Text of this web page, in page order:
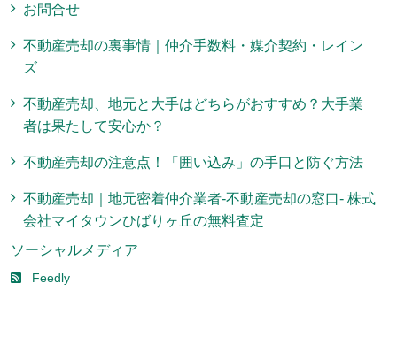
お問合せ
不動産売却の裏事情｜仲介手数料・媒介契約・レイン
ズ
不動産売却、地元と大手はどちらがおすすめ？大手業
者は果たして安心か？
不動産売却の注意点！「囲い込み」の手口と防ぐ方法
不動産売却｜地元密着仲介業者-不動産売却の窓口- 株式
会社マイタウンひばりヶ丘の無料査定
ソーシャルメディア
Feedly